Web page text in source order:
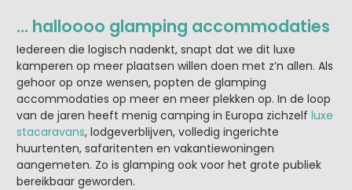
… halloooo glamping accommodaties
Iedereen die logisch nadenkt, snapt dat we dit luxe
kamperen op meer plaatsen willen doen met z’n allen. Als
gehoor op onze wensen, popten de glamping
accommodaties op meer en meer plekken op. In de loop
van de jaren heeft menig camping in Europa zichzelf luxe
stacaravans, lodgeverblijven, volledig ingerichte
huurtenten, safaritenten en vakantiewoningen
aangemeten. Zo is glamping ook voor het grote publiek
bereikbaar geworden.